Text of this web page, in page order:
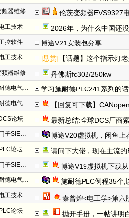
频器维修 伦茨变频器EVS9327
工技术 2026年，为什么中国还
控软件 博途V21安装包分享
工技术 [悬赏] 【话题】这个指示灯
频器维修 丹佛斯fc302/250kw
施耐德电气PLC 学习施耐德PLC241系列的
施耐德电气PLC 【回复可下载】
DCS论坛 最新总结:全球DCS厂商
西门子SIEMENS 博途V20虚拟机，闲鱼上
PLC论坛 请问下大佬，现在主流的
西门子SIEMENS 博途V19虚拟机下载
施耐德电气PLC 施耐德PLC例程35个,
工技术 秦曾煌<电工学>第六
PLC论坛 抛开手册，一帖讲明白欧姆龙NC